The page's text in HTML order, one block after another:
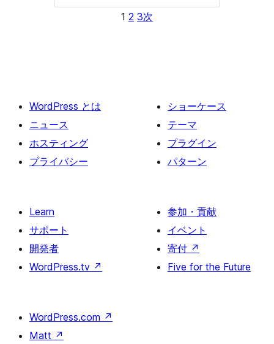
1 2 3次
WordPress とは
ニュース
ホスティング
プライバシー
ショーケース
テーマ
プラグイン
パターン
Learn
サポート
開発者
WordPress.tv ↗
参加・貢献
イベント
寄付 ↗
Five for the Future
WordPress.com ↗
Matt ↗